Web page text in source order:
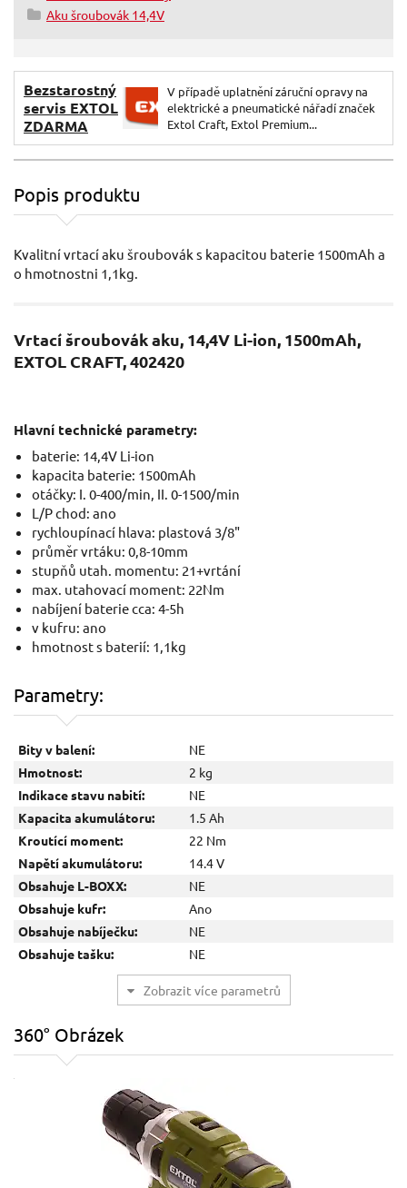
Aku šroubovák 14,4V
Bezstarostný
servis EXTOL
ZDARMA
V případě uplatnění záruční opravy na
elektrické a pneumatické nářadí značek
Extol Craft, Extol Premium...
Popis produktu
Kvalitní vrtací aku šroubovák s kapacitou baterie 1500mAh a
o hmotnostni 1,1kg.
Vrtací šroubovák aku, 14,4V Li-ion, 1500mAh,
EXTOL CRAFT, 402420
Hlavní technické parametry:
baterie: 14,4V Li-ion
kapacita baterie: 1500mAh
otáčky: I. 0-400/min, II. 0-1500/min
L/P chod: ano
rychloupínací hlava: plastová 3/8"
průměr vrtáku: 0,8-10mm
stupňů utah. momentu: 21+vrtání
max. utahovací moment: 22Nm
nabíjení baterie cca: 4-5h
v kufru: ano
hmotnost s baterií: 1,1kg
Parametry:
Bity v balení:
NE
Hmotnost:
2 kg
Indikace stavu nabití:
NE
Kapacita akumulátoru:
1.5 Ah
Kroutící moment:
22 Nm
Napětí akumulátoru:
14.4 V
Obsahuje L-BOXX:
NE
Obsahuje kufr:
Ano
Obsahuje nabíječku:
NE
Obsahuje tašku:
NE
360° Obrázek